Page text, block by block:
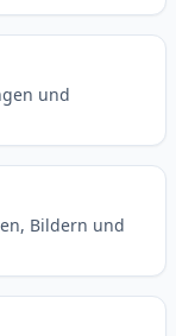
und
Bildern und